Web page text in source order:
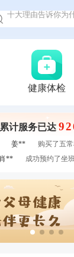
入职体检在线预约
甲状腺癌怎么筛查
健康体检
计服务已达
姜**
购买了五
购买了联创雅
成功预约了
成功预约了
罗**
购买了美的体
姜**
购买了五
肖**
成功预约了坐
购买了厨房家用多
购买了厨房家用多
王**
成功预约女
成功预约了